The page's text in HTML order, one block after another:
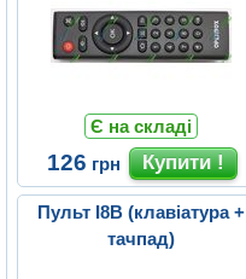
Є на складі
126 грн
Пульт I8B (клавіатура +
тачпад)